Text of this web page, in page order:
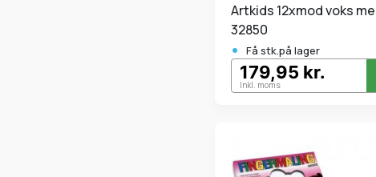
Artkids 12xmod voks mega
32850
• Få stk.på lager
179,95 kr.
Inkl. moms